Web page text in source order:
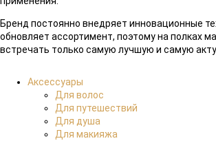
Бренд постоянно внедряет инновационные
обновляет ассортимент, поэтому на полках
встречать только самую лучшую и самую
Аксессуары
Для волос
Для путешествий
Для душа
Для макияжа